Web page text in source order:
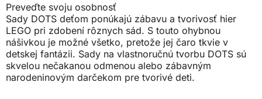
Preveďte svoju osobnosť
Sady DOTS deťom ponúkajú zábavu a tvorivosť hier
LEGO pri zdobení rôznych sád. S touto ohybnou
nášivkou je možné všetko, pretože jej čaro tkvie v
detskej fantázii. Sady na vlastnoručnú tvorbu DOTS sú
skvelou nečakanou odmenou alebo zábavným
narodeninovým darčekom pre tvorivé deti.